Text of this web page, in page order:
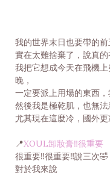
我的世界末日也要帶的前
實在太難捨棄了，說真
我把它想成今天在飛機
晚，
一定要派上用場的東西，
然後我是極乾肌，也無
尤其現在這麼冷，國外更
📍XOUL卸妝膏‼️很重要
很重要‼️很重要‼️說三次🤣
對於我來說